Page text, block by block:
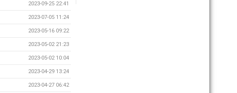
2023-09-25 22:41
2023-07-05 11:24
2023-05-16 09:22
2023-05-02 21:23
2023-05-02 10:04
2023-04-29 13:24
2023-04-27 06:42